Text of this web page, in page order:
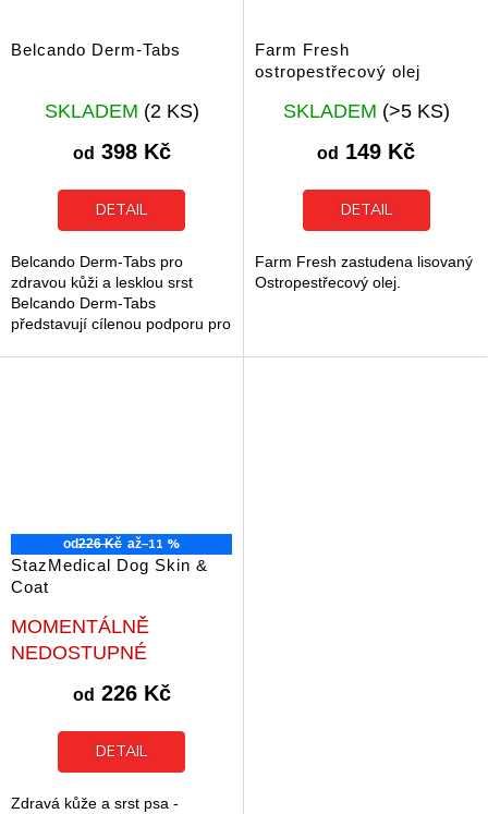
Belcando Derm-Tabs
Průměrné
hodnocení
produktu
je
z
SKLADEM (2 KS)
od 398 Kč
DETAIL
Belcando Derm-Tabs pro
zdravou kůži a lesklou srst
Belcando Derm-Tabs
představují cílenou podporu pro
Farm Fresh
ostropestřecový olej
Průměrné
hodnocení
produktu
je
z
SKLADEM (>5 KS)
od 149 Kč
DETAIL
Farm Fresh zastudena lisovaný
Ostropestřecový olej.
od226 Kč až–11 %
StazMedical Dog Skin &
Coat
Průměrné
hodnocení
produktu
5,0
5
hvězdiček.
MOMENTÁLNĚ
NEDOSTUPNÉ
od 226 Kč
DETAIL
Zdravá kůže a srst psa -